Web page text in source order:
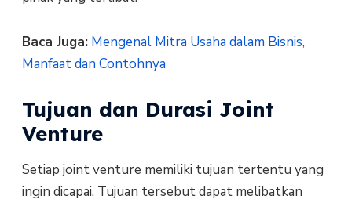
Baca Juga: Mengenal Mitra Usaha dalam Bisnis,
Manfaat dan Contohnya
Tujuan dan Durasi Joint
Venture
Setiap joint venture memiliki tujuan tertentu yang
ingin dicapai. Tujuan tersebut dapat melibatkan